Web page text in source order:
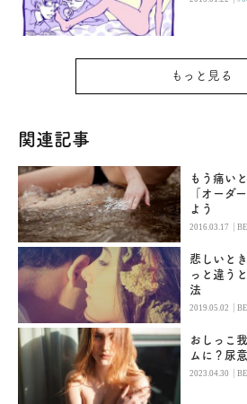
もっと見る
関連記事
もう痛い
「オーダ
よう
2016.03.17 |
悲しいと
っと違う
法
2019.05.02 |
おしっこ
ムに？尿
2023.04.30 |